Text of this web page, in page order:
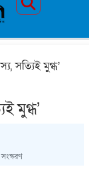
সত্যিই মুগ্ধ’
মুগ্ধ’